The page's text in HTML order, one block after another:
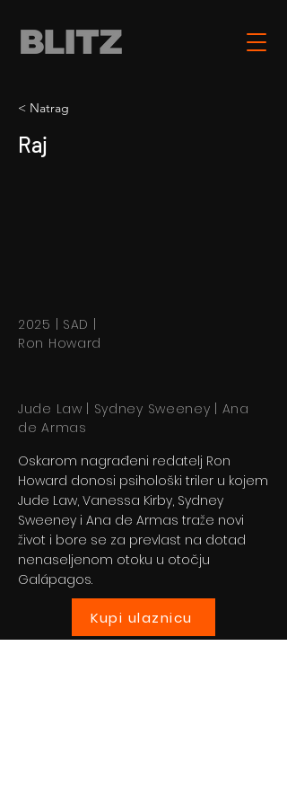
< Natrag
Raj
2025 | SAD |
Ron Howard
Jude Law | Sydney Sweeney | Ana
de Armas
Oskarom nagrađeni redatelj Ron
Howard donosi psihološki triler u kojem
Jude Law, Vanessa Kirby, Sydney
Sweeney i Ana de Armas traže novi
život i bore se za prevlast na dotad
nenaseljenom otoku u otočju
Galápagos.
Kupi ulaznicu